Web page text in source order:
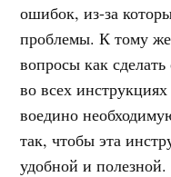
ошибок, из-за
проблемы. К тому
вопросы как
во всех
воедино
так, чтобы эта
удобной и полезной.